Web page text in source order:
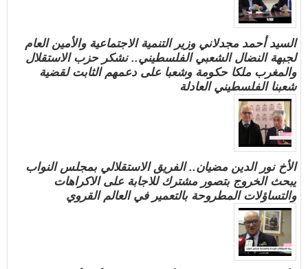
السيد أحمد مجدلاني وزير التنمية الاجتماعية والأمين العام
لجبهة النضال الشعبي الفلسطيني.. نشكر حزب الاستقلال
والمغرب ملكا حكومة وشعبا على دعمهم الثابت لقضية
شعبنا الفلسطيني العادلة
الأخ نور الدين مضيان.. الفريق الاستقلالي بمجلس النواب
يبحث الخروج بتصور مشترك للاجابة على الاكراهات
والتساؤلات المطروحة بالتعمير في العالم القروي